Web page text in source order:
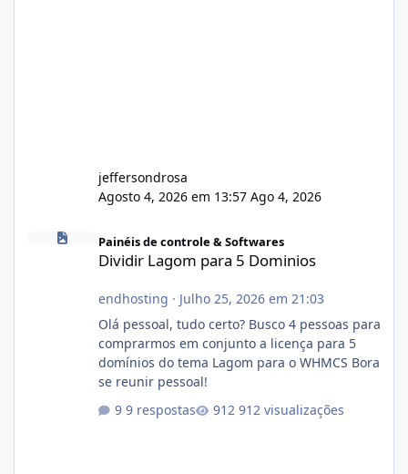
jeffersondrosa
Agosto 4, 2026 em 13:57 Ago 4, 2026
Painéis de controle & Softwares
Dividir Lagom para 5 Dominios
endhosting · Julho 25, 2026 em 21:03
Olá pessoal, tudo certo? Busco 4 pessoas para
comprarmos em conjunto a licença para 5
domínios do tema Lagom para o WHMCS Bora
se reunir pessoal!
9 respostas
912 visualizações